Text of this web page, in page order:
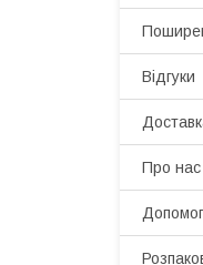
Відгуки
Про нас